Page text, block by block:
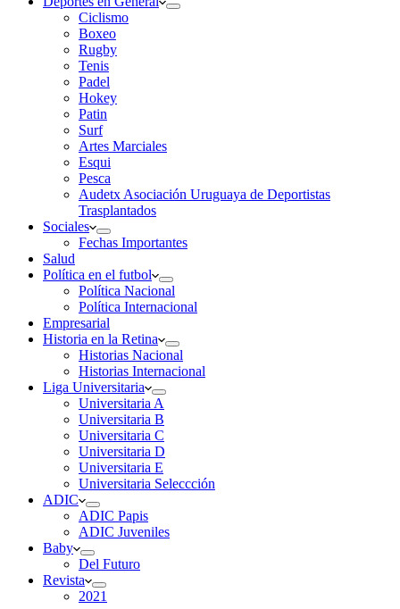
Ciclismo
Boxeo
Rugby
Tenis
Padel
Hokey
Patin
Surf
Artes Marciales
Esqui
Pesca
Audetx Asociación Uruguaya de Deportistas
Trasplantados
Sociales
Fechas Importantes
Salud
Política en el futbol
Política Nacional
Política Internacional
Empresarial
Historia en la Retina
Historias Nacional
Historias Internacional
Liga Universitaria
Universitaria A
Universitaria B
Universitaria C
Universitaria D
Universitaria E
Universitaria Seleccción
ADIC
ADIC Papis
ADIC Juveniles
Baby
Del Futuro
Revista
2021